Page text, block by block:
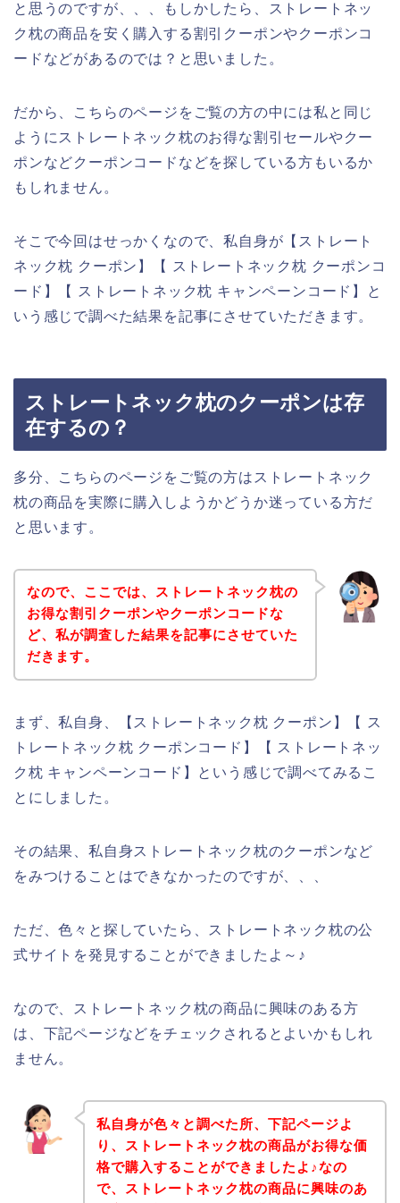
と思うのですが、、、もしかしたら、ストレートネッ
ク枕の商品を安く購入する割引クーポンやクーポンコ
ードなどがあるのでは？と思いました。
だから、こちらのページをご覧の方の中には私と同じ
ようにストレートネック枕のお得な割引セールやクー
ポンなどクーポンコードなどを探している方もいるか
もしれません。
そこで今回はせっかくなので、私自身が【ストレート
ネック枕 クーポン】【 ストレートネック枕 クーポンコ
ード】【 ストレートネック枕 キャンペーンコード】と
いう感じで調べた結果を記事にさせていただきます。
ストレートネック枕のクーポンは存
在するの？
多分、こちらのページをご覧の方はストレートネック
枕の商品を実際に購入しようかどうか迷っている方だ
と思います。
なので、ここでは、ストレートネック枕の
お得な割引クーポンやクーポンコードな
ど、私が調査した結果を記事にさせていた
だきます。
まず、私自身、【ストレートネック枕 クーポン】【 ス
トレートネック枕 クーポンコード】【 ストレートネッ
ク枕 キャンペーンコード】という感じで調べてみるこ
とにしました。
その結果、私自身ストレートネック枕のクーポンなど
をみつけることはできなかったのですが、、、
ただ、色々と探していたら、ストレートネック枕の公
式サイトを発見することができましたよ～♪
なので、ストレートネック枕の商品に興味のある方
は、下記ページなどをチェックされるとよいかもしれ
ません。
私自身が色々と調べた所、下記ページよ
り、ストレートネック枕の商品がお得な価
格で購入することができましたよ♪なの
で、ストレートネック枕の商品に興味のあ